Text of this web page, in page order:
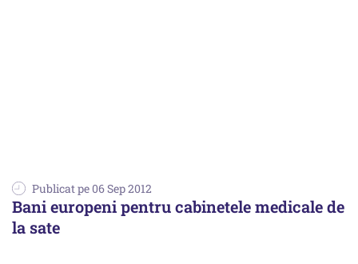
Publicat pe 06 Sep 2012
Bani europeni pentru cabinetele medicale de
la sate